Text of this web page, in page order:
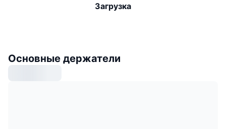
Загрузка
Основные держатели